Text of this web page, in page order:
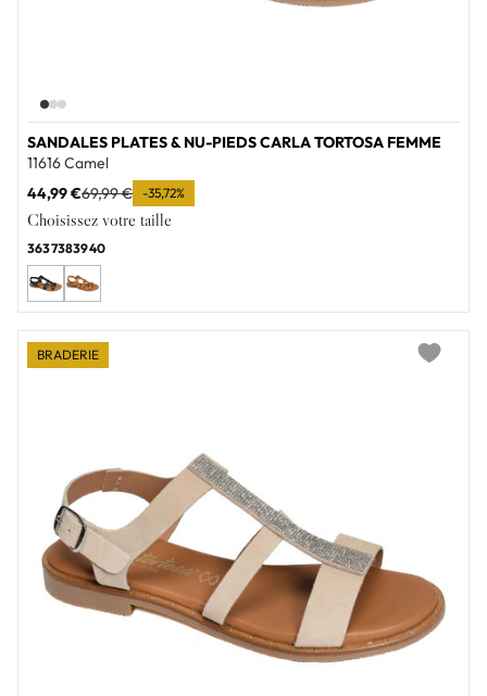
SANDALES PLATES & NU-PIEDS CARLA TORTOSA FEMME
11616 Camel
44,99 €69,99 € -35,72%
Choisissez votre taille
3637383940
BRADERIE